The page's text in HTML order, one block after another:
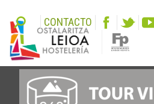
CONTACTO